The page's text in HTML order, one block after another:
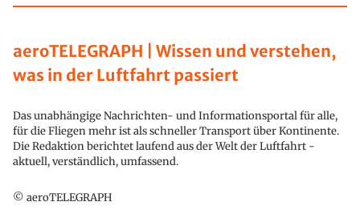
aeroTELEGRAPH | Wissen und verstehen,
was in der Luftfahrt passiert
Das unabhängige Nachrichten- und Informationsportal für alle,
für die Fliegen mehr ist als schneller Transport über Kontinente.
Die Redaktion berichtet laufend aus der Welt der Luftfahrt -
aktuell, verständlich, umfassend.
© aeroTELEGRAPH